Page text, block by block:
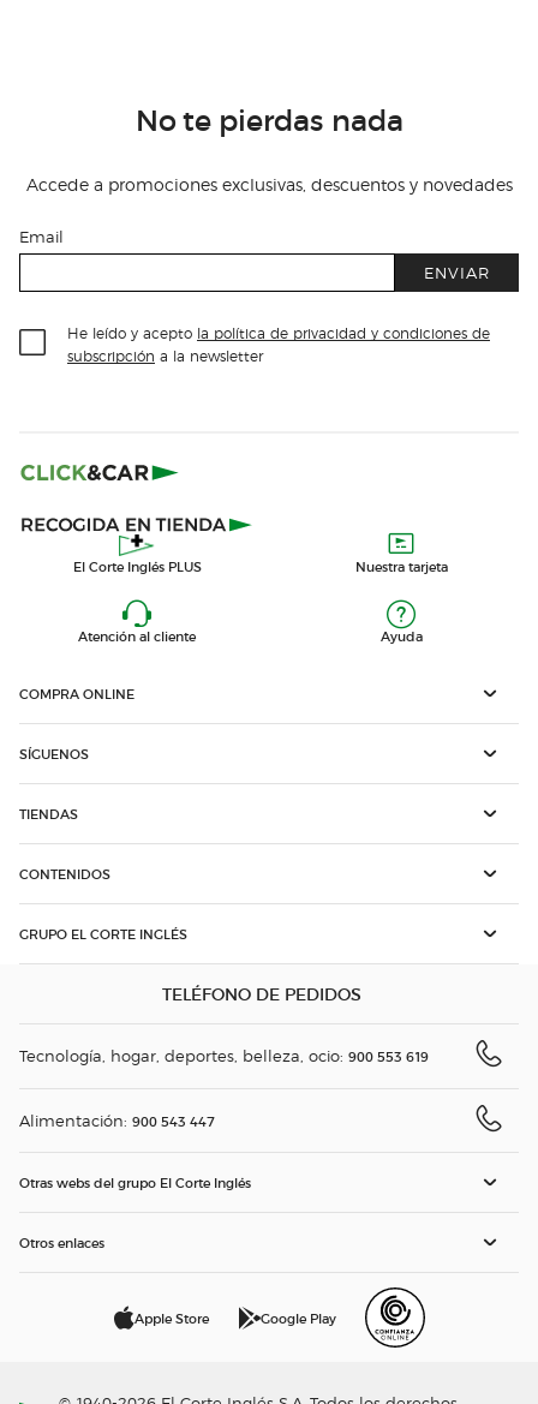
No te pierdas nada
Accede a promociones exclusivas, descuentos y novedades
Email
ENVIAR
He leído y acepto la política de privacidad y condiciones de
subscripción a la newsletter
El Corte Inglés PLUS Nuestra tarjeta
Atención al cliente Ayuda
COMPRA ONLINE
SÍGUENOS
TIENDAS
CONTENIDOS
GRUPO EL CORTE INGLÉS
TELÉFONO DE PEDIDOS
Tecnología, hogar, deportes, belleza, ocio: 900 553 619
Alimentación: 900 543 447
Otras webs del grupo El Corte Inglés
Otros enlaces
Apple Store Google Play